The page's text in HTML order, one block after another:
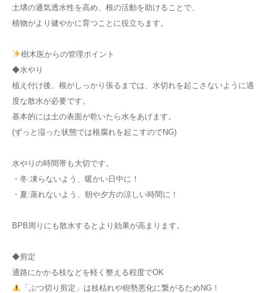
土壌の通気透水性を高め、根の活動を助けることで、
植物がより健やかに育つことに役立ちます。
樹木医からの管理ポイント
◆水やり
植え付け後、根がしっかり張るまでは、水切れを起こさないように適
度な散水が必要です。
基本的には土の表面が乾いたら水をあげます。
(ずっと湿った状態では根腐れを起こすのでNG)
水やりの時間帯も大切です。
・冬:凍らないよう、暖かい日中に！
・夏:蒸れないよう、朝や夕方の涼しい時間に！
BPB周りにも散水するとより効果が高まります。
◆剪定
通路にかかる枝などを軽く整える程度でOK
「ぶつ切り剪定」は枝枯れや樹勢悪化に繋がるためNG！